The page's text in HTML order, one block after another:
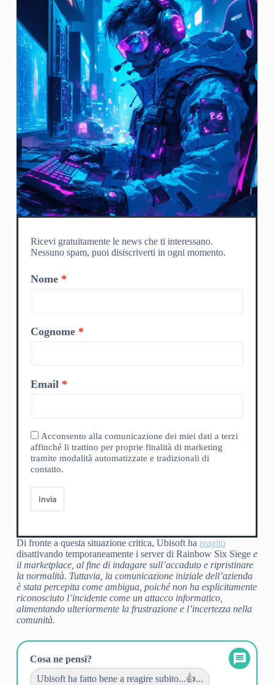
Ricevi gratuitamente le news che ti interessano.
Nessuno spam, puoi disiscriverti in ogni momento.
Nome
Cognome
Email
Acconsento alla comunicazione dei miei dati a terzi
affinché li trattino per proprie finalità di marketing
tramite modalità automatizzate e tradizionali di
contatto.
Invia
Di fronte a questa situazione critica, Ubisoft ha reagito
disattivando temporaneamente i server di Rainbow Six Siegee
il marketplace, al fine di indagare sull’accaduto e ripristinare
la normalità. Tuttavia, la comunicazione iniziale dell’azienda
è stata percepita come ambigua, poiché non ha esplicitamente
riconosciuto l’incidente come un attacco informatico,
alimentando ulteriormente la frustrazione e l’incertezza nella
comunità.
Cosa ne pensi?
Ubisoft ha fatto bene a reagire subito...👍...